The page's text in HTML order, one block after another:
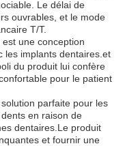
Le délai de
ouvrables, et le mode
T/T.
une conception
les implants dentaires.et
du produit lui confère
pour le patient
parfaite pour les
en raison de
dentaires.Le produit
et fournir une